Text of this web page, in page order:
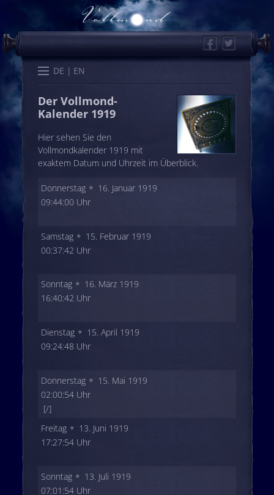
FacebookTwitter
DE EN
Start Kalender Karten
Der Vollmond-
Kalender 1919
Hier sehen Sie den
Vollmondkalender 1919 mit
exaktem Datum und Uhrzeit im Überblick.
Donnerstag
16. Januar 1919
09:44:00 Uhr
Samstag
15. Februar 1919
00:37:42 Uhr
Sonntag
16. März 1919
16:40:42 Uhr
Dienstag
15. April 1919
09:24:48 Uhr
Donnerstag
15. Mai 1919
02:00:54 Uhr
[/]
Freitag
13. Juni 1919
17:27:54 Uhr
Sonntag
13. Juli 1919
07:01:54 Uhr